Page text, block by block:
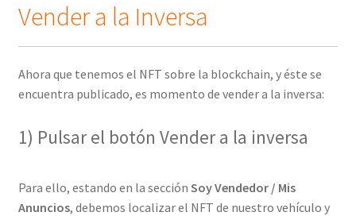
Vender a la Inversa
Ahora que tenemos el NFT sobre la blockchain, y éste se
encuentra publicado, es momento de vender a la inversa:
1) Pulsar el botón Vender a la inversa
Para ello, estando en la sección Soy Vendedor / Mis
Anuncios, debemos localizar el NFT de nuestro vehículo y